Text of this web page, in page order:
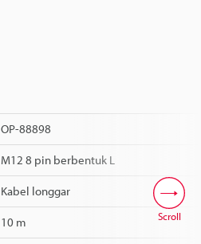
OP-88898
M12 8 pin berbentuk L
Kabel longgar
10 m Scroll